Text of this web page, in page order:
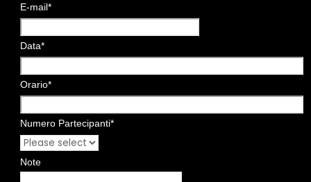
E-mail*
Data*
Orario*
Numero Partecipanti*
Note